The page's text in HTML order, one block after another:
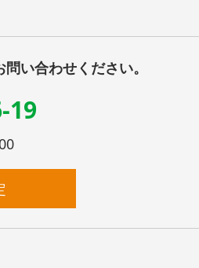
い合わせください。
19